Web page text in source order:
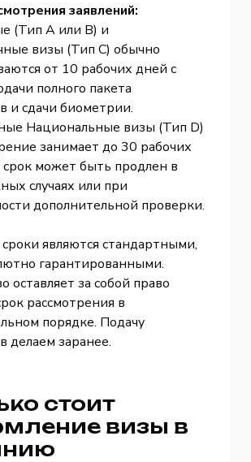
заявлений:
(Тип A или B) и
визы (Тип C) обычно
от 10 рабочих дней с
полного пакета
и сдачи биометрии.
Национальные визы (Тип D)
занимает до 30 рабочих
может быть продлен в
случаях или при
дополнительной проверки.
являются стандартными,
гарантированными.
оставляет за собой право
рассмотрения в
порядке. Подачу
делаем заранее.
стоит
визы в